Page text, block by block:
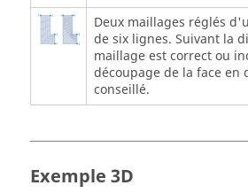
Deux maillages réglés
de six lignes. Suivant la
maillage est correct ou
découpage de la face en
conseillé.
Exemple 3D